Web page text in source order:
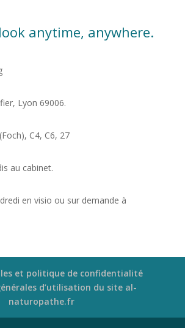
anytime, anywhere.
Lyon 69006.
C4, C6, 27
au cabinet.
en visio ou sur demande à
et politique de confidentialité
d’utilisation du site al-
naturopathe.fr